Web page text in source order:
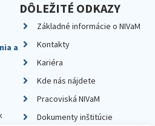
a
DÔLEŽITÉ ODKAZY
Základné informácie o NIVaM
Kontakty
Kariéra
Kde nás nájdete
Pracoviská NIVaM
Dokumenty inštitúcie